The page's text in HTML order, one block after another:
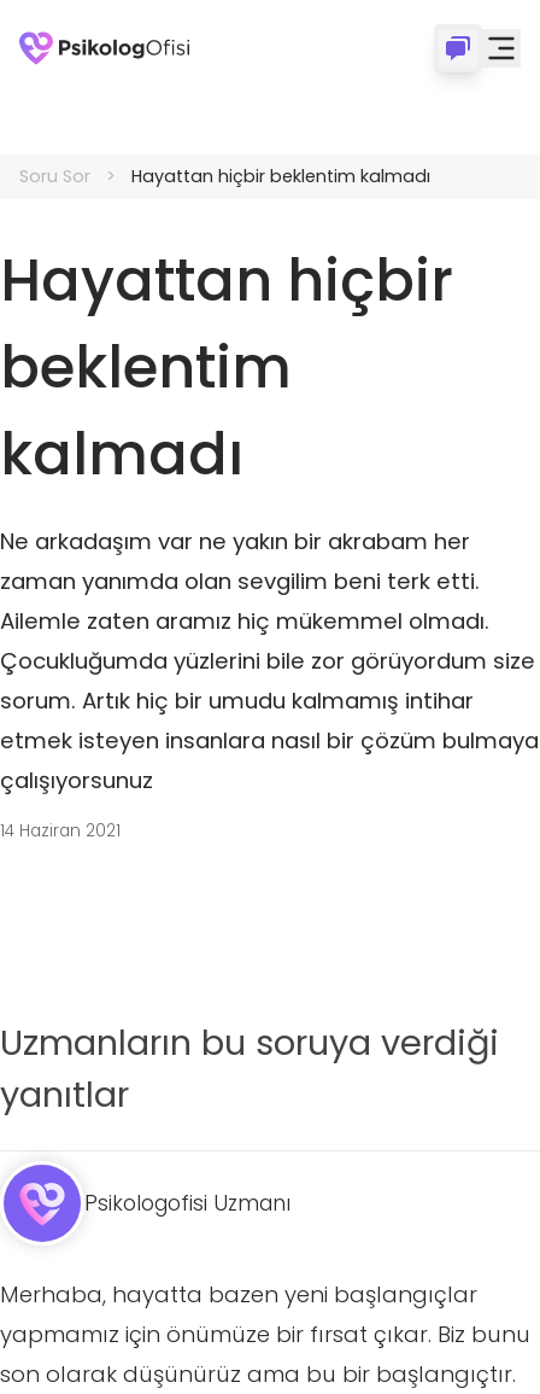
Soru Sor Hayattan hiçbir beklentim kalmadı
Hayattan hiçbir
beklentim
kalmadı
Ne arkadaşım var ne yakın bir akrabam her
zaman yanımda olan sevgilim beni terk etti.
Ailemle zaten aramız hiç mükemmel olmadı.
Çocukluğumda yüzlerini bile zor görüyordum size
sorum. Artık hiç bir umudu kalmamış intihar
etmek isteyen insanlara nasıl bir çözüm bulmaya
çalışıyorsunuz
14 Haziran 2021
Uzmanların bu soruya verdiği
yanıtlar
Psikologofisi Uzmanı
Merhaba, hayatta bazen yeni başlangıçlar
yapmamız için önümüze bir fırsat çıkar. Biz bunu
son olarak düşünürüz ama bu bir başlangıçtır.